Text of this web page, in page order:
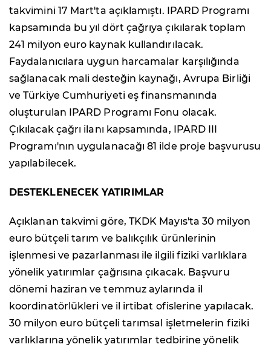
takvimini 17 Mart'ta açıklamıştı. IPARD Programı
kapsamında bu yıl dört çağrıya çıkılarak toplam
241 milyon euro kaynak kullandırılacak.
Faydalanıcılara uygun harcamalar karşılığında
sağlanacak mali desteğin kaynağı, Avrupa Birliği
ve Türkiye Cumhuriyeti eş finansmanında
oluşturulan IPARD Programı Fonu olacak.
Çıkılacak çağrı ilanı kapsamında, IPARD III
Programı'nın uygulanacağı 81 ilde proje başvurusu
yapılabilecek.
DESTEKLENECEK YATIRIMLAR
Açıklanan takvimi göre, TKDK Mayıs'ta 30 milyon
euro bütçeli tarım ve balıkçılık ürünlerinin
işlenmesi ve pazarlanması ile ilgili fiziki varlıklara
yönelik yatırımlar çağrısına çıkacak. Başvuru
dönemi haziran ve temmuz aylarında il
koordinatörlükleri ve il irtibat ofislerine yapılacak.
30 milyon euro bütçeli tarımsal işletmelerin fiziki
varlıklarına yönelik yatırımlar tedbirine yönelik